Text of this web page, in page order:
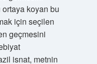
koyan bu
için seçilen
geçmesini
isnat, metnin